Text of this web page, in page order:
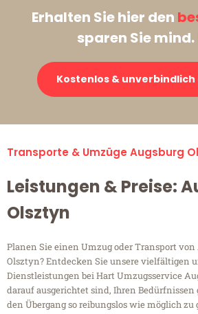
Erhalten Sie hier den
sparen Sie
Kostenlos &
Transporte & Umzüge Augsburg
Leistungen & Preise:
Olsztyn
Planen Sie einen Umzug oder Transport
Olsztyn? Entdecken Sie unsere vielfältigen
Dienstleistungen bei Hart Umzugsservice
darauf ausgerichtet sind, Ihren
den Übergang so reibungslos wie möglich zu